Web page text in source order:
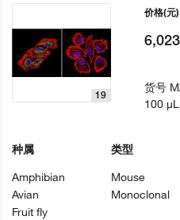
19
种属
Amphibian
Avian
Fruit fly
类型
Mouse
Monoclonal
价格(元)
货号
100 µL